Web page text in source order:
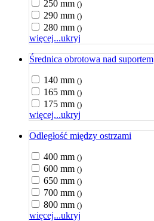
250 mm ()
290 mm ()
280 mm ()
więcej...ukryj
Średnica obrotowa nad suportem
140 mm ()
165 mm ()
175 mm ()
więcej...ukryj
Odległość między ostrzami
400 mm ()
600 mm ()
650 mm ()
700 mm ()
800 mm ()
więcej...ukryj